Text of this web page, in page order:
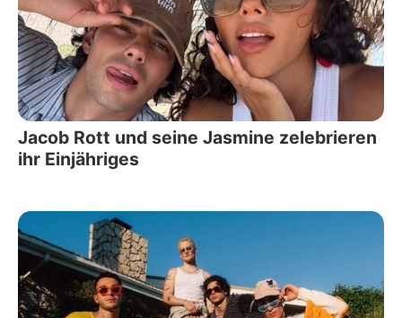
Jacob Rott und seine Jasmine zelebrieren
ihr Einjähriges